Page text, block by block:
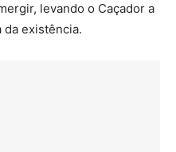
levando o Caçador a
existência.